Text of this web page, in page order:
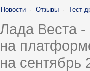
Новости · Отзывы · Тест-
Лада Веста
на
на сентябрь